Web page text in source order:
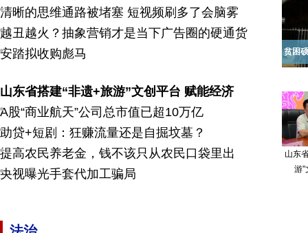
清晰的思维通路被堵塞 短视频刷多了会脑雾
越丑越火？抽象营销才是当下广告圈的硬通货
安踏拟收购彪马
贫困
山东省搭建“非遗+旅游”文创平台 赋能经济
A股“商业航天”公司总市值已超10万亿
助贷+短剧：狂赚流量还是自掘坟墓？
提高农民养老金，钱不该只从农民口袋里出
央视曝光手套代加工骗局
山东
游